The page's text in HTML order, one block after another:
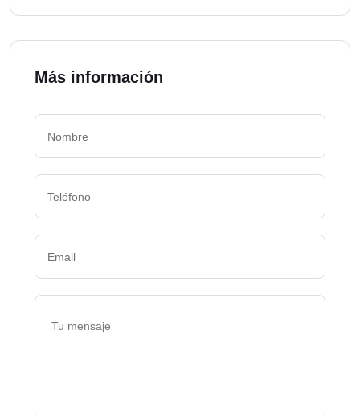
Más información